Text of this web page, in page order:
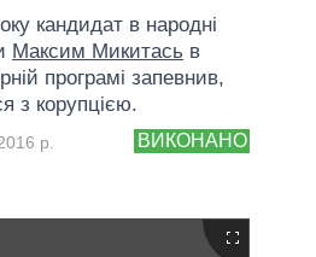
ПОЛІТИКІВ
кандидат в народні
Максим Микитась в
програмі запевнив,
з корупцією.
ВИКОНАНО
р.